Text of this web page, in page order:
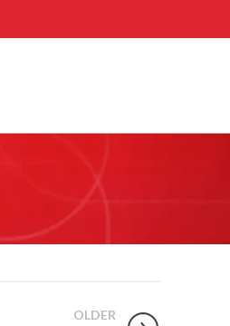
OLDER